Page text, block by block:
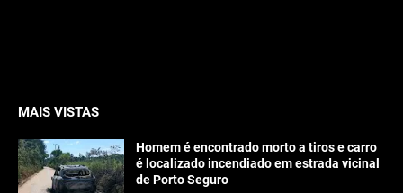
MAIS VISTAS
Homem é encontrado morto a tiros e carro
é localizado incendiado em estrada vicinal
de Porto Seguro